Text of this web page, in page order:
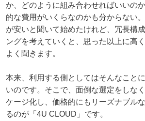
か、どのように組み合わせればいいの
的な費用がいくらなのかも分からない
が安いと聞いて始めたけれど、冗長構
ングを考えていくと、思った以上に高
よく聞きます。
本来、利用する側としてはそんなこと
いのです。そこで、面倒な選定をしな
ケージ化し、価格的にもリーズナブル
るのが「4U CLOUD」です。